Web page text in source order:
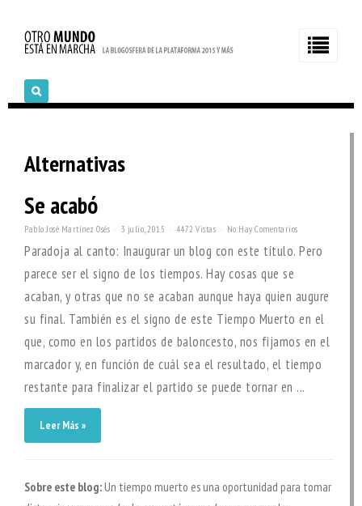
Alternativas
Se acabó
Pablo José Martínez Osés 3 julio, 2015 4472 Vistas No Hay Comentarios
Paradoja al canto: Inaugurar un blog con este título. Pero
parece ser el signo de los tiempos. Hay cosas que se
acaban, y otras que no se acaban aunque haya quien augure
su final. También es el signo de este Tiempo Muerto en el
que, como en los partidos de baloncesto, nos fijamos en el
marcador y, en función de cuál sea el resultado, el tiempo
restante para finalizar el partido se puede tornar en ...
Leer Más »
Sobre este blog:Un tiempo muerto es una oportunidad para tomar